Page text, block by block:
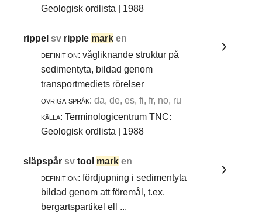
Geologisk ordlista | 1988
rippelsv ripple mark en
definition: vågliknande struktur på
sedimentyta, bildad genom
transportmediets rörelser
övriga språk: da, de, es, fi, fr, no, ru
källa: Terminologicentrum TNC:
Geologisk ordlista | 1988
släpspårsvtool mark en
definition: fördjupning i sedimentyta
bildad genom att föremål, t.ex.
bergartspartikel ell ...